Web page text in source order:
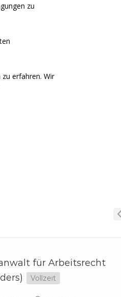
zu
erfahren. Wir
für Arbeitsrecht
Vollzeit